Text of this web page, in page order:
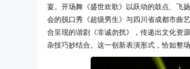
宴。开场舞《盛世欢歌》以跃动的鼓点、飞
会的脱口秀《超级男生》与四川省成都市曲
合呈现的谐剧《非诚勿扰》，传递出文化资
杂技巧妙结合。这一创新表演形式，恰如整